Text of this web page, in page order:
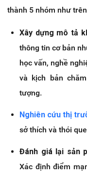
thành 5 nhóm như
Xây dựng mô tả
thông tin cơ bản
học vấn, nghề
và kịch bản
tượng.
Nghiên cứu thị
sở thích và thói
Đánh giá lại sản
Xác định điểm